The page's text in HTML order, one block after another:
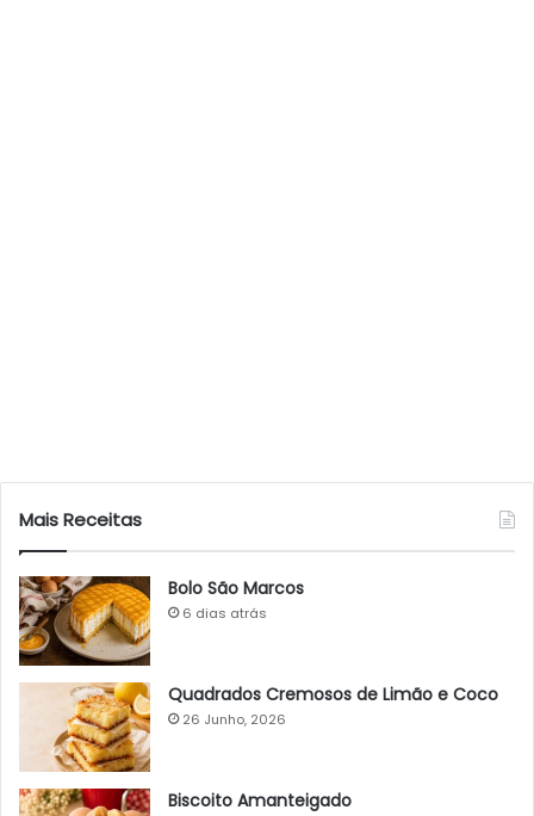
Mais Receitas
Bolo São Marcos
6 dias atrás
Quadrados Cremosos de Limão e Coco
26 Junho, 2026
Biscoito Amanteigado